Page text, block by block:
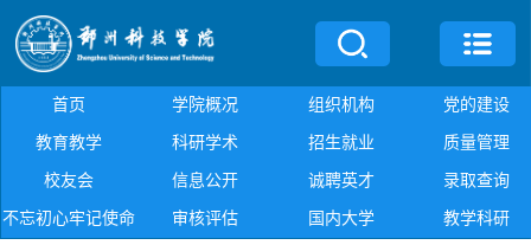
首页 学院概况 组织机构 党的建设
教育教学 科研学术 招生就业 质量管理
校友会 信息公开 诚聘英才 录取查询
不忘初心牢记使命 审核评估 国内大学 教学科研